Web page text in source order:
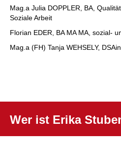
Mag.a Julia DOPPLER, BA,
Soziale Arbeit
Florian EDER, BA MA MA, sozial-
Mag.a (FH) Tanja WEHSELY,
Wer ist Erika